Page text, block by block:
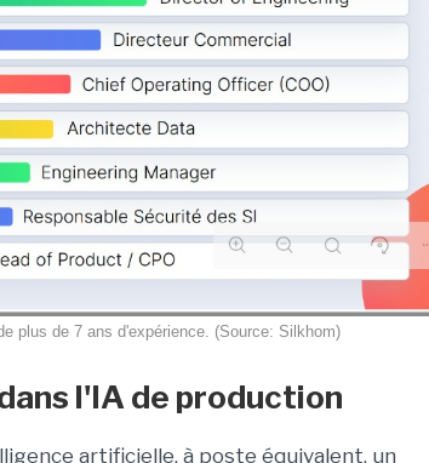
plus de 7 ans d'expérience. (Source: Silkhom)
l'IA de production
artificielle, à poste équivalent, un